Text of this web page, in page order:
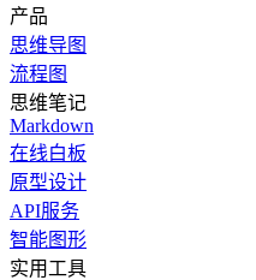
产品
思维导图
流程图
思维笔记
Markdown
在线白板
原型设计
API服务
智能图形
实用工具